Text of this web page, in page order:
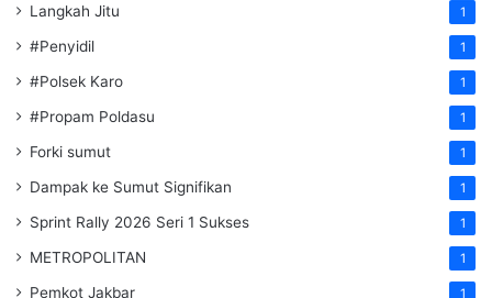
Langkah Jitu 1
#Penyidil 1
#Polsek Karo 1
#Propam Poldasu 1
Forki sumut 1
Dampak ke Sumut Signifikan 1
Sprint Rally 2026 Seri 1 Sukses 1
METROPOLITAN 1
Pemkot Jakbar 1